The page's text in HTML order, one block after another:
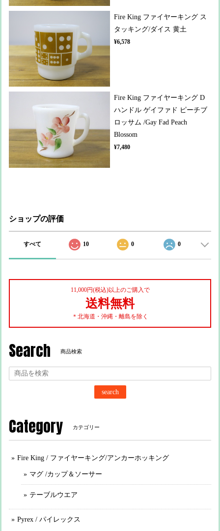
Fire King ファイヤーキング ス
タッキング/ダイス 黄土
¥6,578
Fire King ファイヤーキング D
ハンドル ゲイファド ピーチブ
ロッサム /Gay Fad Peach
Blossom
¥7,480
ショップの評価
すべて 10 0 0
11,000円(税込)以上のご購入で
送料無料
＊北海道・沖縄・離島を除く
Search 商品検索
search
Category カテゴリー
Fire King / ファイヤーキング/アンカーホッキング
マグ /カップ＆ソーサー
テーブルウエア
Pyrex / パイレックス